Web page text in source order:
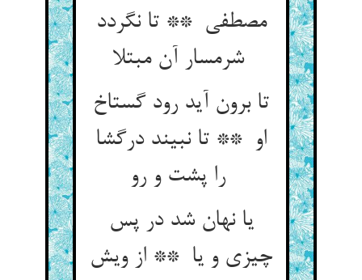
مصطفی ** تا نگردد
شرمسار آن مبتلا
تا برون آید رود گستاخ
او ** تا نبیند درگشا
یا نهان شد در پس
چیزی و یا ** از ویش